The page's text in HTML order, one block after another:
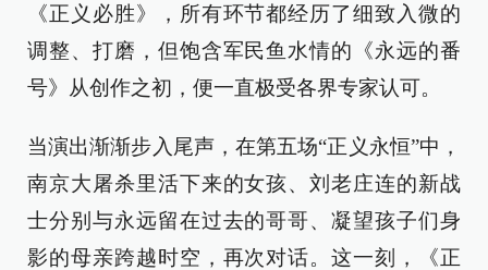
《正义必胜》，所有环节都经历了细致入微的
调整、打磨，但饱含军民鱼水情的《永远的番
号》从创作之初，便一直极受各界专家认可。
当演出渐渐步入尾声，在第五场“正义永恒”中，
南京大屠杀里活下来的女孩、刘老庄连的新战
士分别与永远留在过去的哥哥、凝望孩子们身
影的母亲跨越时空，再次对话。这一刻，《正